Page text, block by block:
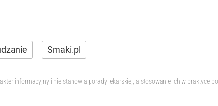
Smaki.pl
informacyjny i nie stanowią porady lekarskiej, a stosowanie ich w praktyce